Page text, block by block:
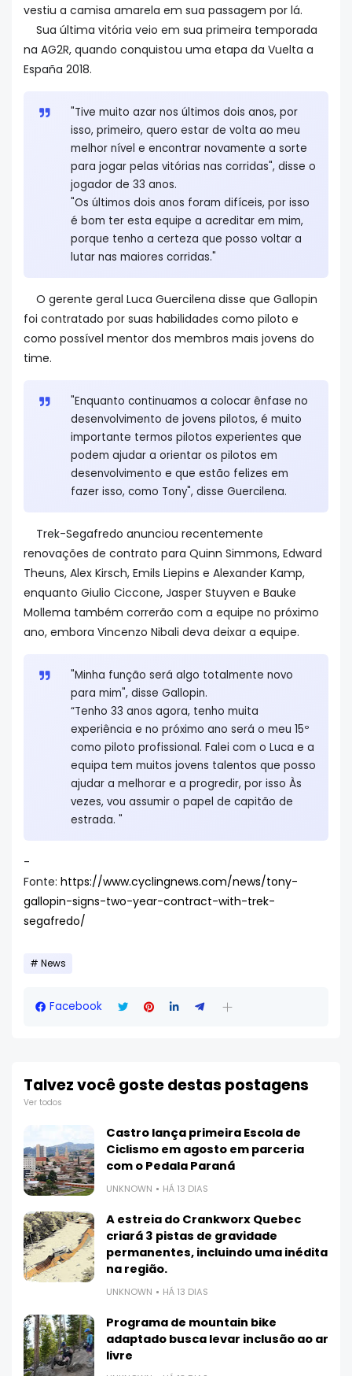
vestiu a camisa amarela em sua passagem por lá.
Sua última vitória veio em sua primeira temporada
na AG2R, quando conquistou uma etapa da Vuelta a
España 2018.
"Tive muito azar nos últimos dois anos, por
isso, primeiro, quero estar de volta ao meu
melhor nível e encontrar novamente a sorte
para jogar pelas vitórias nas corridas", disse o
jogador de 33 anos.
"Os últimos dois anos foram difíceis, por isso
é bom ter esta equipe a acreditar em mim,
porque tenho a certeza que posso voltar a
lutar nas maiores corridas."
O gerente geral Luca Guercilena disse que Gallopin
foi contratado por suas habilidades como piloto e
como possível mentor dos membros mais jovens do
time.
"Enquanto continuamos a colocar ênfase no
desenvolvimento de jovens pilotos, é muito
importante termos pilotos experientes que
podem ajudar a orientar os pilotos em
desenvolvimento e que estão felizes em
fazer isso, como Tony", disse Guercilena.
Trek-Segafredo anunciou recentemente
renovações de contrato para Quinn Simmons, Edward
Theuns, Alex Kirsch, Emils Liepins e Alexander Kamp,
enquanto Giulio Ciccone, Jasper Stuyven e Bauke
Mollema também correrão com a equipe no próximo
ano, embora Vincenzo Nibali deva deixar a equipe.
"Minha função será algo totalmente novo
para mim", disse Gallopin.
“Tenho 33 anos agora, tenho muita
experiência e no próximo ano será o meu 15º
como piloto profissional. Falei com o Luca e a
equipa tem muitos jovens talentos que posso
ajudar a melhorar e a progredir, por isso Às
vezes, vou assumir o papel de capitão de
estrada. "
-
Fonte: https://www.cyclingnews.com/news/tony-
gallopin-signs-two-year-contract-with-trek-
segafredo/
News
Facebook
Talvez você goste destas postagens
Ver todos
Castro lança primeira Escola de
Ciclismo em agosto em parceria
com o Pedala Paraná
UNKNOWN HÁ 13 DIAS
A estreia do Crankworx Quebec
criará 3 pistas de gravidade
permanentes, incluindo uma inédita
na região.
UNKNOWN HÁ 13 DIAS
Programa de mountain bike
adaptado busca levar inclusão ao ar
livre